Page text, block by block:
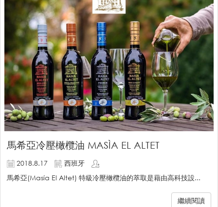
馬希亞冷壓橄欖油 MASÌA EL ALTET
2018.8.17
西班牙
馬希亞(Masía El Altet) 特級冷壓橄欖油的萃取是藉由高科技設...
繼續閱讀